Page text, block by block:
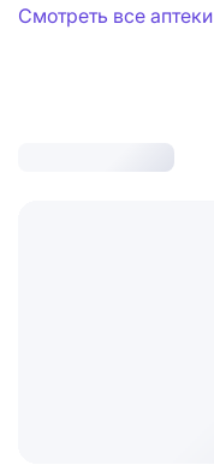
Смотреть все аптеки